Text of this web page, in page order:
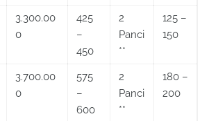
3.300.00
0
425
–
450
2
Panci
**
125 –
150
3.700.00
0
575
–
600
2
Panci
**
180 –
200